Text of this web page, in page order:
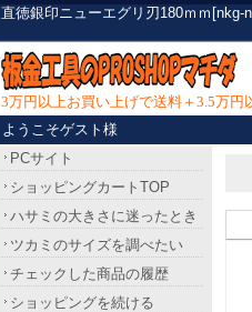
直徳銀印ニューエグリ刃180ｍｍ
3万円以上お買い上げで送料＋3.5万
ようこそゲスト様
PCサイト
ショッピングカートTOP
ハサミの大きさに迷ったとき
ツカミのサイズを調べたい
チェックした商品の履歴
ショッピングを続ける